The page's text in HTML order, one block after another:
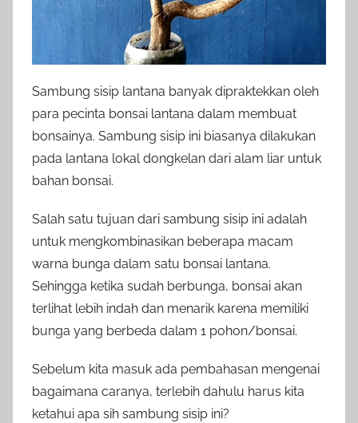
Sambung sisip lantana banyak dipraktekkan oleh
para pecinta bonsai lantana dalam membuat
bonsainya. Sambung sisip ini biasanya dilakukan
pada lantana lokal dongkelan dari alam liar untuk
bahan bonsai.
Salah satu tujuan dari sambung sisip ini adalah
untuk mengkombinasikan beberapa macam
warna bunga dalam satu bonsai lantana.
Sehingga ketika sudah berbunga, bonsai akan
terlihat lebih indah dan menarik karena memiliki
bunga yang berbeda dalam 1 pohon/bonsai.
Sebelum kita masuk ada pembahasan mengenai
bagaimana caranya, terlebih dahulu harus kita
ketahui apa sih sambung sisip ini?